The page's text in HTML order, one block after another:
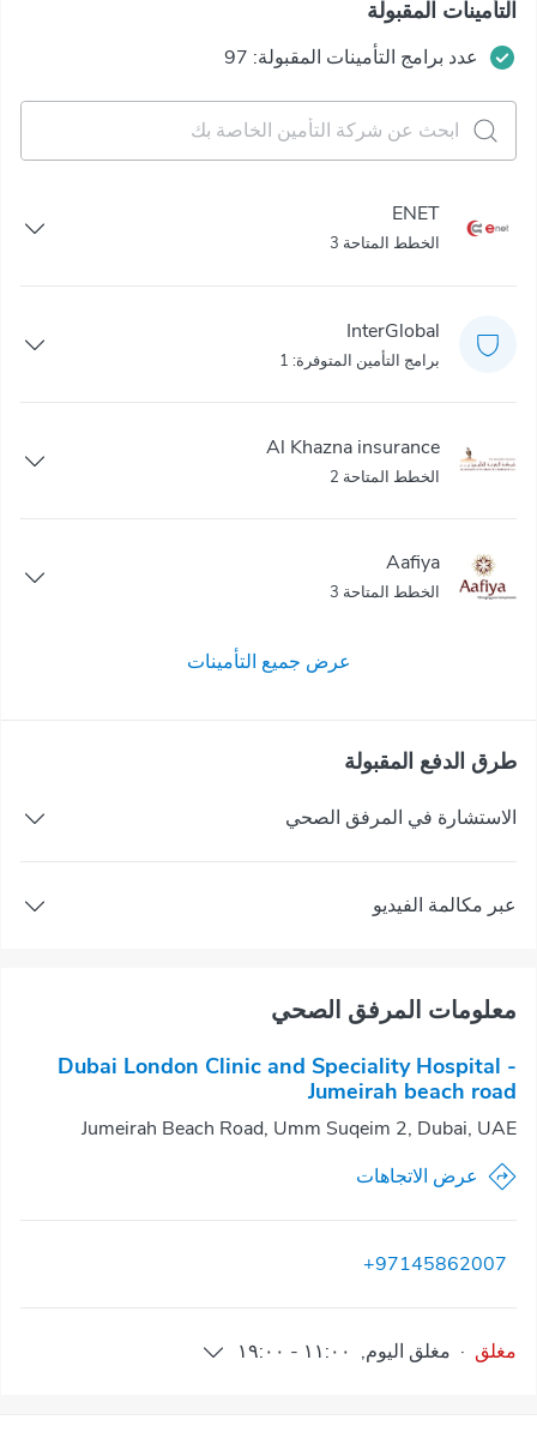
التأمينات المقبولة
عدد برامج التأمينات المقبولة: 97
ENET
الخطط المتاحة 3
InterGlobal
برامج التأمين المتوفرة: 1
Al Khazna insurance
الخطط المتاحة 2
Aafiya
الخطط المتاحة 3
عرض جميع التأمينات
طرق الدفع المقبولة
الاستشارة في المرفق الصحي
عبر مكالمة الفيديو
معلومات المرفق الصحي
Dubai London Clinic and Speciality Hospital -
Jumeirah beach road
Jumeirah Beach Road, Umm Suqeim 2, Dubai, UAE
عرض الاتجاهات
+97145862007
مغلق · مغلق اليوم, ١١:٠٠ - ١٩:٠٠